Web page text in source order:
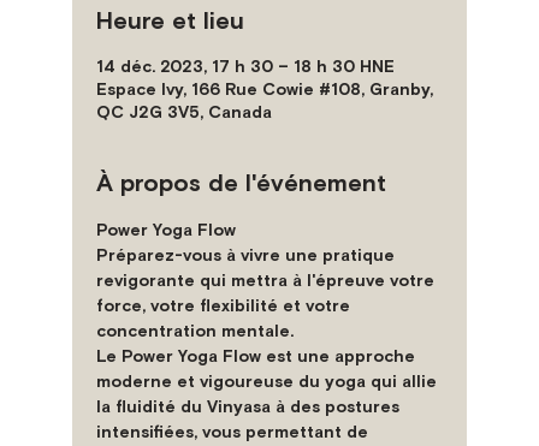
Heure et lieu
14 déc. 2023, 17 h 30 – 18 h 30 HNE
Espace Ivy, 166 Rue Cowie #108, Granby,
QC J2G 3V5, Canada
À propos de l'événement
Power Yoga Flow
Préparez-vous à vivre une pratique
revigorante qui mettra à l'épreuve votre
force, votre flexibilité et votre
concentration mentale.
Le Power Yoga Flow est une approche
moderne et vigoureuse du yoga qui allie
la fluidité du Vinyasa à des postures
intensifiées, vous permettant de